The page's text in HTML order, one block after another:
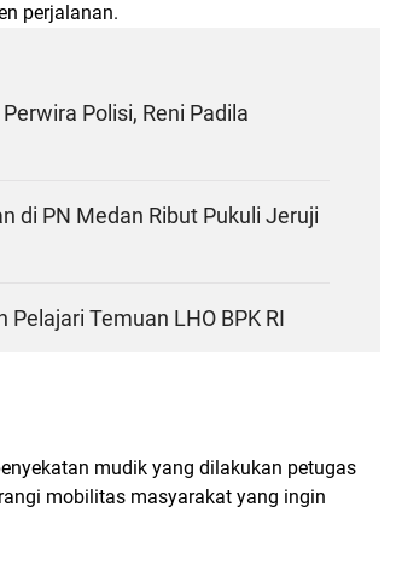
perjalanan.
Polisi, Reni Padila
di PN Medan Ribut Pukuli Jeruji
Temuan LHO BPK RI
mudik yang dilakukan petugas
mobilitas masyarakat yang ingin